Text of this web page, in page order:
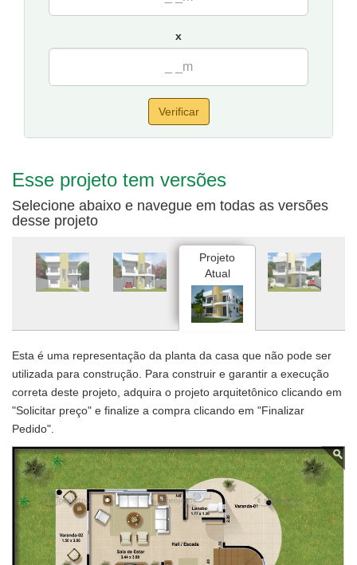
Sugestão de terreno para implantação:
x
Verificar
Esse projeto tem versões
Selecione abaixo e navegue em todas as versões
desse projeto
Projeto
Atual
Esta é uma representação da planta da casa que não pode ser
utilizada para construção. Para construir e garantir a execução
correta deste projeto, adquira o projeto arquitetônico clicando em
"Solicitar preço" e finalize a compra clicando em "Finalizar
Pedido".